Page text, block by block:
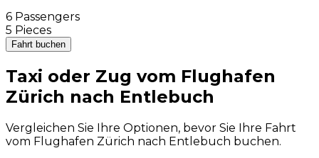
6 Passengers
5 Pieces
Fahrt buchen
Taxi oder Zug vom Flughafen
Zürich nach Entlebuch
Vergleichen Sie Ihre Optionen, bevor Sie Ihre Fahrt
vom Flughafen Zürich nach Entlebuch buchen.